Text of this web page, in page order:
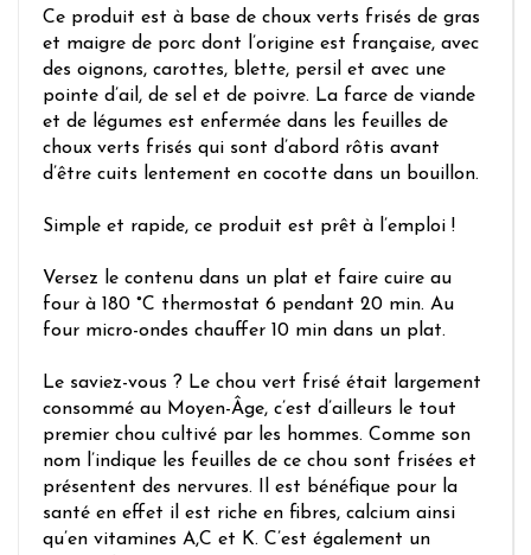
Ce produit est à base de choux verts frisés de gras
et maigre de porc dont l’origine est française, avec
des oignons, carottes, blette, persil et avec une
pointe d’ail, de sel et de poivre. La farce de viande
et de légumes est enfermée dans les feuilles de
choux verts frisés qui sont d’abord rôtis avant
d’être cuits lentement en cocotte dans un bouillon.
Simple et rapide, ce produit est prêt à l’emploi !
Versez le contenu dans un plat et faire cuire au
four à 180 °C thermostat 6 pendant 20 min. Au
four micro-ondes chauffer 10 min dans un plat.
Le saviez-vous ? Le chou vert frisé était largement
consommé au Moyen-Âge, c’est d’ailleurs le tout
premier chou cultivé par les hommes. Comme son
nom l’indique les feuilles de ce chou sont frisées et
présentent des nervures. Il est bénéfique pour la
santé en effet il est riche en fibres, calcium ainsi
qu’en vitamines A,C et K. C’est également un